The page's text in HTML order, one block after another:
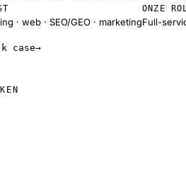
· web · SEO/GEO · marketing
ONZE
Full-
case